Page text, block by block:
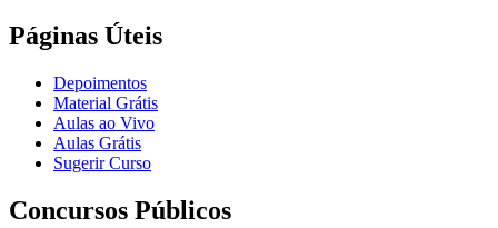
Páginas Úteis
Depoimentos
Material Grátis
Aulas ao Vivo
Aulas Grátis
Sugerir Curso
Concursos Públicos